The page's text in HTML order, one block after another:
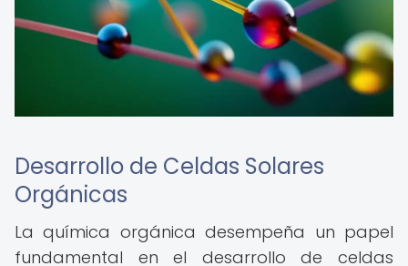
Desarrollo de Celdas Solares
Orgánicas
La química orgánica desempeña un papel
fundamental en el desarrollo de celdas